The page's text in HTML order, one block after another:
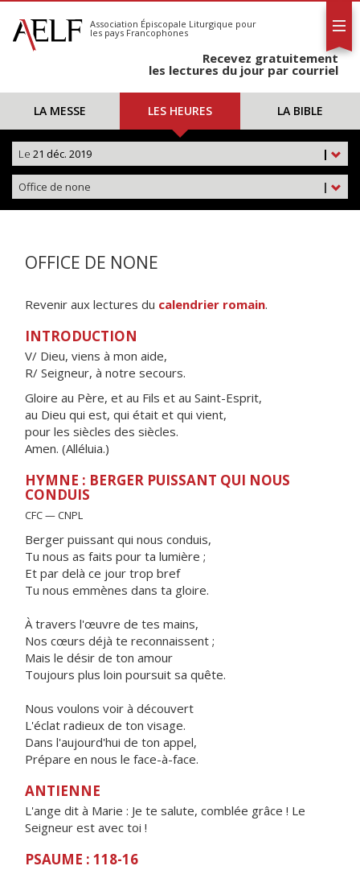
S'abonner
Calendrier
Association Épiscopale Liturgique pour
les pays Francophones
Recevez gratuitement
les lectures du jour par courriel
LA MESSE LES HEURES LA BIBLE
|
Le 21 déc. 2019
|
Office de none
OFFICE DE NONE
Revenir aux lectures du calendrier romain.
INTRODUCTION
V/ Dieu, viens à mon aide,
R/ Seigneur, à notre secours.
Gloire au Père, et au Fils et au Saint-Esprit,
au Dieu qui est, qui était et qui vient,
pour les siècles des siècles.
Amen. (Alléluia.)
HYMNE : BERGER PUISSANT QUI NOUS
CONDUIS
CFC — CNPL
Berger puissant qui nous conduis,
Tu nous as faits pour ta lumière ;
Et par delà ce jour trop bref
Tu nous emmènes dans ta gloire.
À travers l'œuvre de tes mains,
Nos cœurs déjà te reconnaissent ;
Mais le désir de ton amour
Toujours plus loin poursuit sa quête.
Nous voulons voir à découvert
L'éclat radieux de ton visage.
Dans l'aujourd'hui de ton appel,
Prépare en nous le face-à-face.
ANTIENNE
L'ange dit à Marie : Je te salute, comblée grâce ! Le
Seigneur est avec toi !
PSAUME : 118-16